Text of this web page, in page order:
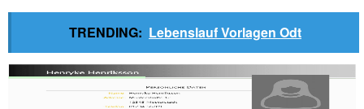
TRENDING: Lebenslauf Vorlagen Odt